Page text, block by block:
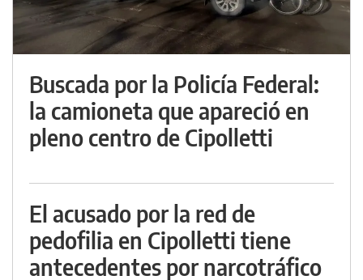
Buscada por la Policía Federal:
la camioneta que apareció en
pleno centro de Cipolletti
El acusado por la red de
pedofilia en Cipolletti tiene
antecedentes por narcotráfico